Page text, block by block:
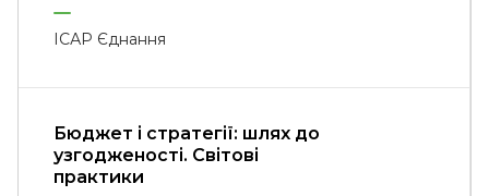
ІСАР Єднання
Бюджет і стратегії: шлях до
узгодженості. Світові
практики